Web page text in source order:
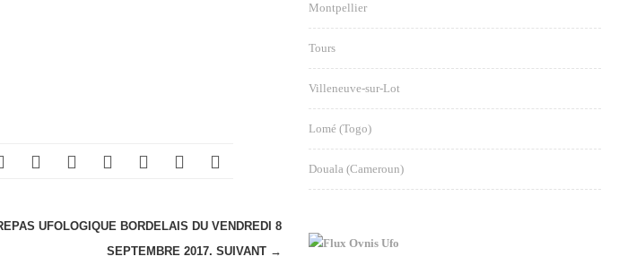
UFOLOGIQUE BORDELAIS DU VENDREDI 8
SEPTEMBRE 2017. SUIVANT →
Montpellier
Tours
Villeneuve-sur-Lot
Lomé (Togo)
Douala (Cameroun)
Ovnis Ufo